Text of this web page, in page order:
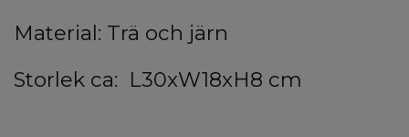
Material: Trä och järn
Storlek ca: L30xW18xH8 cm